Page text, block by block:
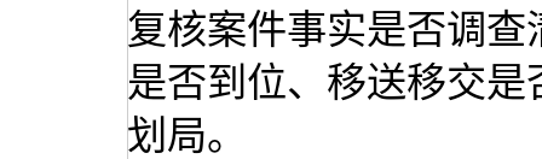
复核案件事实是否调
是否到位、移送移交
划局。